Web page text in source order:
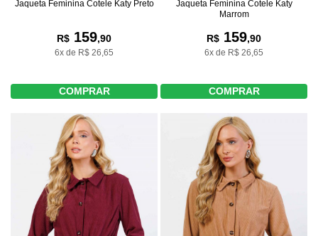
Jaqueta Feminina Cotele Katy Preto
R$ 159,90
6x de R$ 26,65
COMPRAR
Jaqueta Feminina Cotele Katy
Marrom
R$ 159,90
6x de R$ 26,65
COMPRAR